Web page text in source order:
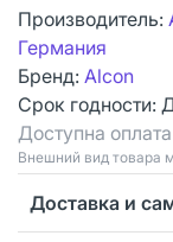
Производитель:
Германия
Бренд: Alcon
Срок годности:
Доступна
Bнешний вид товара
Доставка и